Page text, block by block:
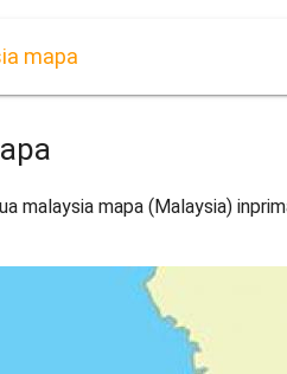
mapa
malaysia mapa (Malaysia)